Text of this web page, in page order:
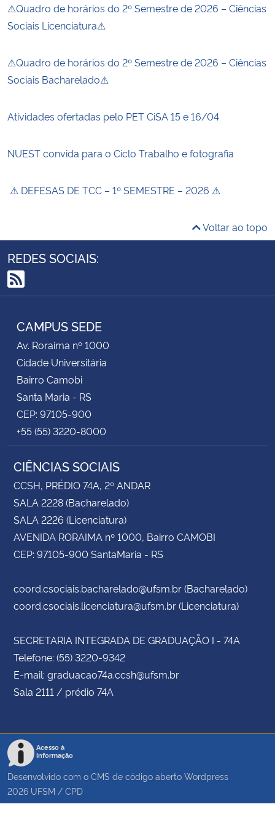
⚠Quadro de horários do 2º Semestre de 2026 – Ciências
Sociais Licenciatura⚠
⚠Quadro de horários do 2º Semestre de 2026 – Ciências
Sociais Bacharelado⚠
Atividades ofertadas pelo PET CiSA 15 e 16/04
NUEST convida para o Ciclo Trabalho e fotografia
⚠ DEFESAS DE TCC – 1º SEMESTRE – 2026 ⚠
Voltar ao topo
REDES SOCIAIS:
RSS
CAMPUS SEDE
Av. Roraima nº 1000
Cidade Universitária
Bairro Camobi
Santa Maria - RS
CEP: 97105-900
+55 (55) 3220-8000
CIÊNCIAS SOCIAIS
CCSH, PRÉDIO 74A, 2º ANDAR
SALA 2228 (Bacharelado)
SALA 2226 (Licenciatura)
AVENIDA RORAIMA nº 1000, Bairro CAMOBI
CEP: 97105-900 SantaMaria - RS
coord.csociais.bacharelado@ufsm.br (Bacharelado)
coord.csociais.licenciatura@ufsm.br (Licenciatura)
SECRETARIA INTEGRADA DE GRADUAÇÃO I - 74A
Telefone: (55) 3220-9342
E-mail: graduacao74a.ccsh@ufsm.br
Sala 2111 / prédio 74A
Acesso à
Informação
Desenvolvido com o CMS de código aberto Wordpress
2026 UFSM / CPD